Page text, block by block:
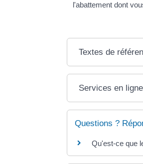
l'abattement dont
Textes de
Services en
Questions ?
Qu'est-ce que